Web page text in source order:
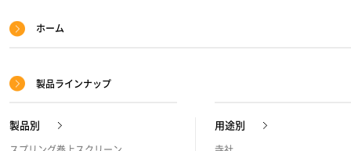
サ
マ
プ
ホーム
製品ラインナップ
製品別 用途別